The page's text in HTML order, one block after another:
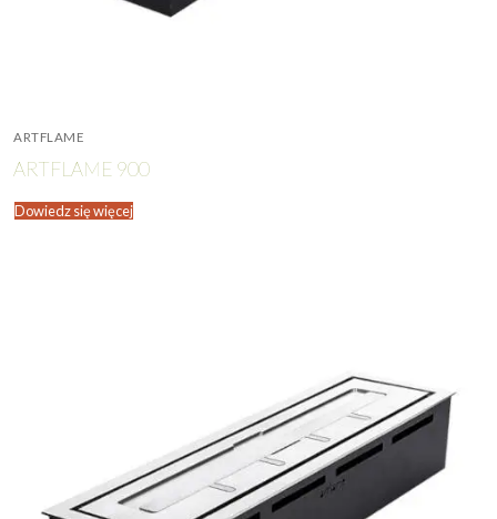
ARTFLAME
ARTFLAME 900
Dowiedz się więcej